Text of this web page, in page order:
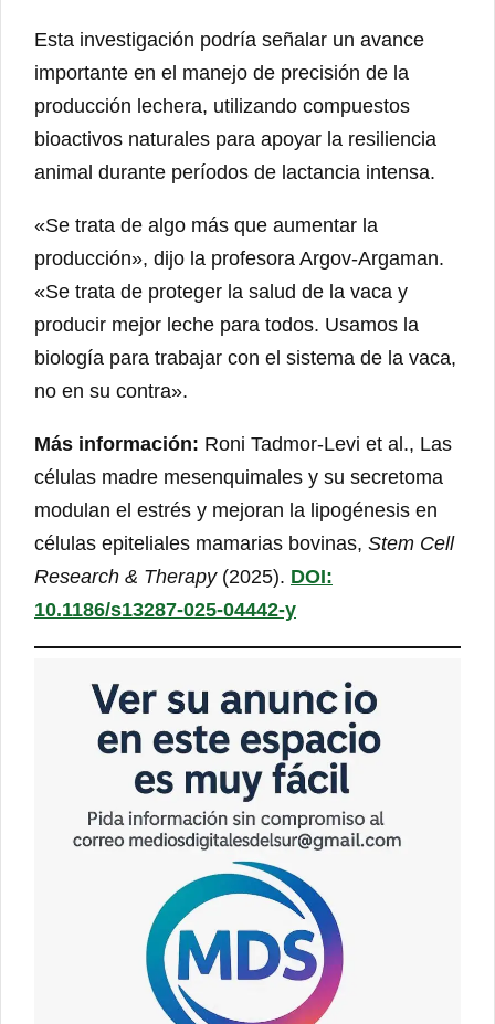
Esta investigación podría señalar un avance
importante en el manejo de precisión de la
producción lechera, utilizando compuestos
bioactivos naturales para apoyar la resiliencia
animal durante períodos de lactancia intensa.
«Se trata de algo más que aumentar la
producción», dijo la profesora Argov-Argaman.
«Se trata de proteger la salud de la vaca y
producir mejor leche para todos. Usamos la
biología para trabajar con el sistema de la vaca,
no en su contra».
Más información: Roni Tadmor-Levi et al., Las
células madre mesenquimales y su secretoma
modulan el estrés y mejoran la lipogénesis en
células epiteliales mamarias bovinas, Stem Cell
Research & Therapy(2025). DOI:
10.1186/s13287-025-04442-y